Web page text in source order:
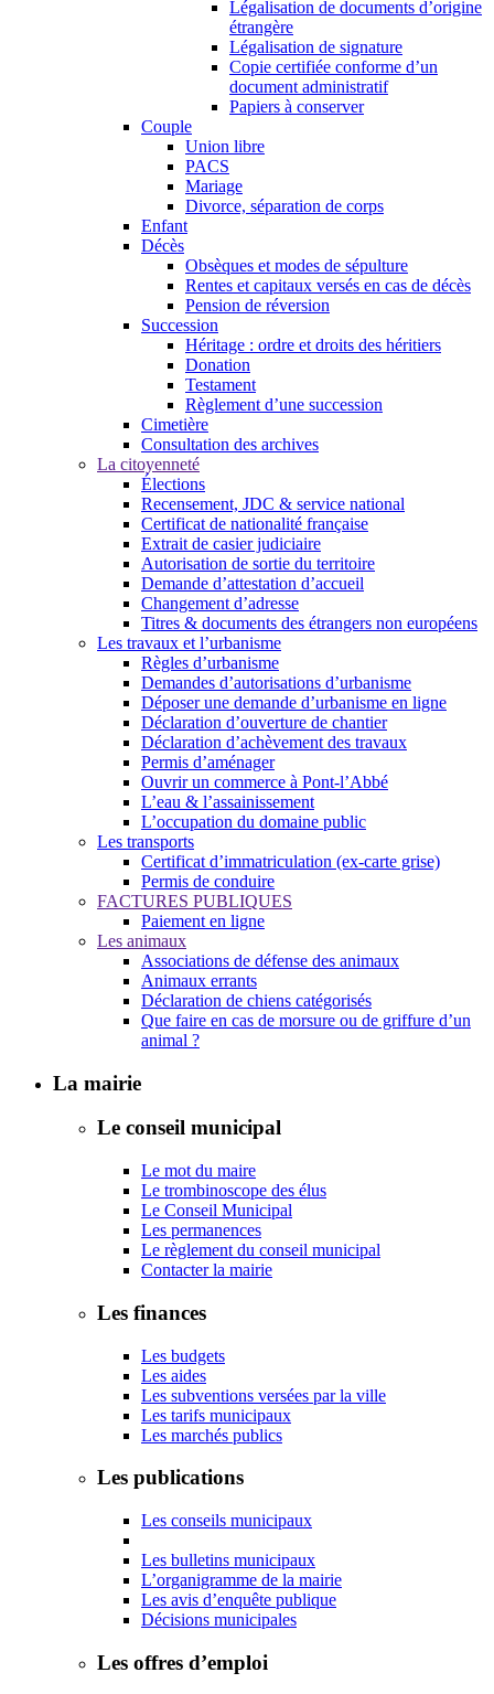
Légalisation de documents d’origine
étrangère
Légalisation de signature
Copie certifiée conforme d’un
document administratif
Papiers à conserver
Couple
Union libre
PACS
Mariage
Divorce, séparation de corps
Enfant
Décès
Obsèques et modes de sépulture
Rentes et capitaux versés en cas de décès
Pension de réversion
Succession
Héritage : ordre et droits des héritiers
Donation
Testament
Règlement d’une succession
Cimetière
Consultation des archives
La citoyenneté
Élections
Recensement, JDC & service national
Certificat de nationalité française
Extrait de casier judiciaire
Autorisation de sortie du territoire
Demande d’attestation d’accueil
Changement d’adresse
Titres & documents des étrangers non européens
Les travaux et l’urbanisme
Règles d’urbanisme
Demandes d’autorisations d’urbanisme
Déposer une demande d’urbanisme en ligne
Déclaration d’ouverture de chantier
Déclaration d’achèvement des travaux
Permis d’aménager
Ouvrir un commerce à Pont-l’Abbé
L’eau & l’assainissement
L’occupation du domaine public
Les transports
Certificat d’immatriculation (ex-carte grise)
Permis de conduire
FACTURES PUBLIQUES
Paiement en ligne
Les animaux
Associations de défense des animaux
Animaux errants
Déclaration de chiens catégorisés
Que faire en cas de morsure ou de griffure d’un
animal ?
La mairie
Le conseil municipal
Le mot du maire
Le trombinoscope des élus
Le Conseil Municipal
Les permanences
Le règlement du conseil municipal
Contacter la mairie
Les finances
Les budgets
Les aides
Les subventions versées par la ville
Les tarifs municipaux
Les marchés publics
Les publications
Les conseils municipaux
Les bulletins municipaux
L’organigramme de la mairie
Les avis d’enquête publique
Décisions municipales
Les offres d’emploi